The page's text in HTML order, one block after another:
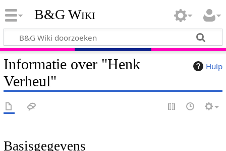
B&G Wiki
Hulp
Informatie over "Henk
Verheul"
Basisgegevens